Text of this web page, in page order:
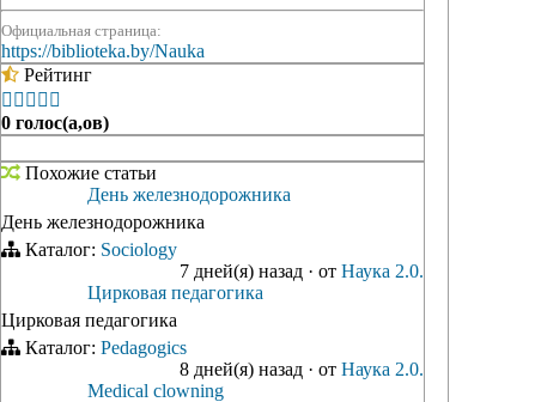
Официальная страница:
https://biblioteka.by/Nauka
Рейтинг
    
0 голос(а,ов)
Похожие статьи
День железнодорожника
День железнодорожника
Каталог: Sociology
7 дней(я) назад · от Наука 2.0.
Цирковая педагогика
Цирковая педагогика
Каталог: Pedagogics
8 дней(я) назад · от Наука 2.0.
Medical clowning